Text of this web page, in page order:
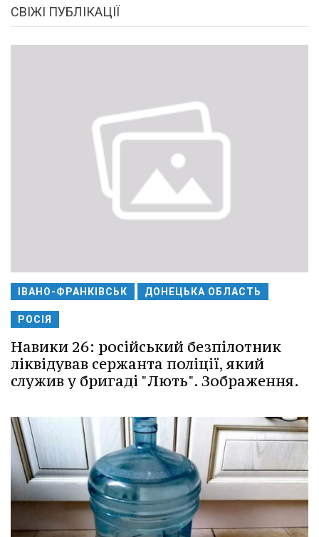
СВІЖІ ПУБЛІКАЦІЇ
ІВАНО-ФРАНКІВСЬК ДОНЕЦЬКА ОБЛАСТЬ
РОСІЯ
Навики 26: російський безпілотник
ліквідував сержанта поліції, який
служив у бригаді "Лють". Зображення.